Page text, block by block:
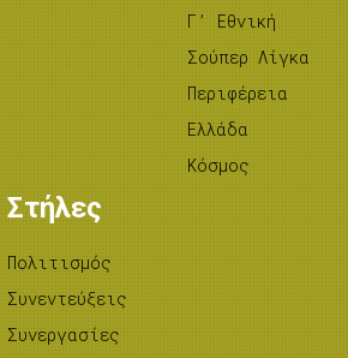
Γ’ Εθνική
Σούπερ Λίγκα
Περιφέρεια
Ελλάδα
Κόσμος
Στήλες
Πολιτισμός
Συνεντεύξεις
Συνεργασίες